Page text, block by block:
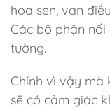
hoa sen, van
Các bộ phận
tường.
Chính vì vậy mà
sẽ có cảm giác